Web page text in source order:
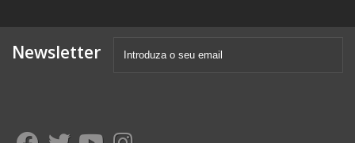
Newsletter